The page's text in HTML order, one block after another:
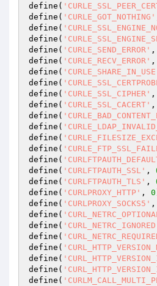
define(
define( 'CURLE_GOT_NOTHING'
define(
define(
define( 'CURLE_SEND_ERROR' ,
define( 'CURLE_RECV_ERROR' ,
define(
define(
define( 'CURLE_SSL_CIPHER' ,
define( 'CURLE_SSL_CACERT' ,
define(
define(
define(
define(
define(
define( 'CURLFTPAUTH_SSL' ,
define( 'CURLFTPAUTH_TLS' ,
define( 'CURLPROXY_HTTP' , 0
define( 'CURLPROXY_SOCKS5' ,
define(
define(
define(
define(
define(
define(
define(